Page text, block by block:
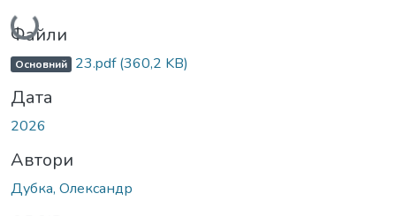
Вантажиться...
Файли
Основний 23.pdf(360,2 KB)
Дата
2026
Автори
Дубка, Олександр